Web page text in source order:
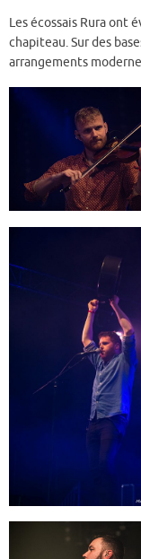
Les écossais Rura ont
chapiteau. Sur des
arrangements